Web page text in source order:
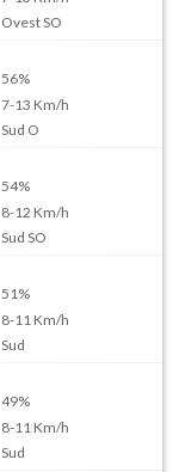
Ovest SO
56%
7-13 Km/h
Sud O
54%
8-12 Km/h
Sud SO
51%
8-11 Km/h
Sud
49%
8-11 Km/h
Sud